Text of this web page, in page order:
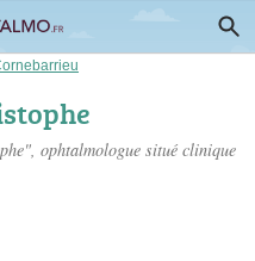
ophtalmologue situé clinique